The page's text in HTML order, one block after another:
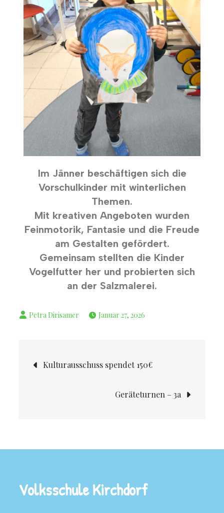
Im Jänner beschäftigen sich die
Vorschulkinder mit winterlichen
Themen.
Mit kreativen Angeboten wurden
Feinmotorik, Fantasie und die Freude
am Gestalten gefördert.
Gemeinsam stellten die Kinder
Vogelfutter her und probierten sich
an der Salzmalerei.
Januar 27, 2026
Kulturausschuss spendet 150€
Geräteturnen – 3a
Volksschule Kirchdorf